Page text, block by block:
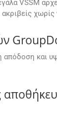
VSSM
και